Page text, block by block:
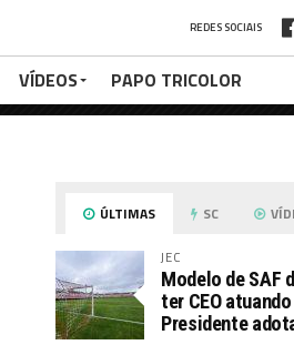
REDES SOCIAIS
VÍDEOS PAPO TRICOLOR
ÚLTIMAS SC
JEC
Modelo de SAF
ter CEO
Presidente